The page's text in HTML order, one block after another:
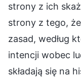
strony z ich
strony z tego,
zasad, według
intencji wobec
składają się na